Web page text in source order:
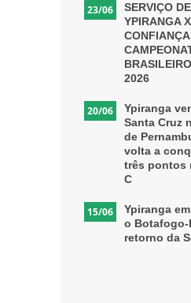
23/06
SERVIÇO
YPIRANGA X
CONFIANÇA
2026
20/06
Ypiranga
Santa Cruz
de
volta a
três pontos
C
15/06
Ypiranga
o Botafogo-
retorno da